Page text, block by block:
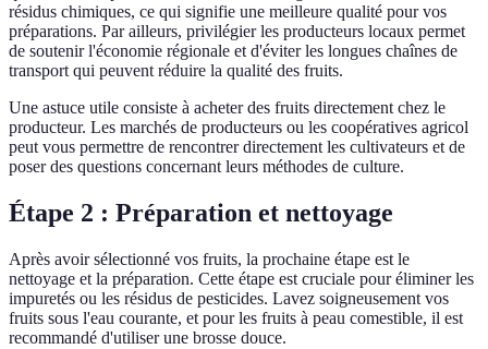
résidus chimiques, ce qui signifie une meilleure qualité pour vos
préparations. Par ailleurs, privilégier les producteurs locaux permet
de soutenir l'économie régionale et d'éviter les longues chaînes de
transport qui peuvent réduire la qualité des fruits.
Une astuce utile consiste à acheter des fruits directement chez le
producteur. Les marchés de producteurs ou les coopératives agricol
peut vous permettre de rencontrer directement les cultivateurs et de
poser des questions concernant leurs méthodes de culture.
Étape 2 : Préparation et nettoyage
Après avoir sélectionné vos fruits, la prochaine étape est le
nettoyage et la préparation. Cette étape est cruciale pour éliminer les
impuretés ou les résidus de pesticides. Lavez soigneusement vos
fruits sous l'eau courante, et pour les fruits à peau comestible, il est
recommandé d'utiliser une brosse douce.